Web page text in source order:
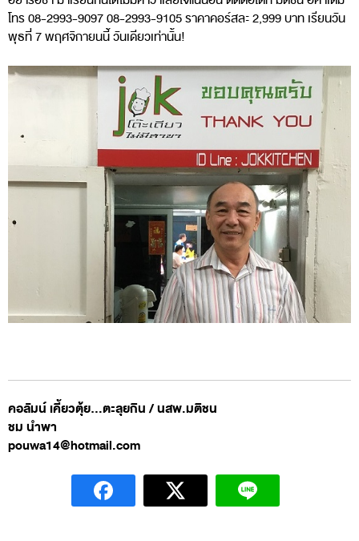
โทร 08-2993-9097 08-2993-9105 ราคาคอร์สละ 2,999 บาท เรียนวัน
พุธที่ 7 พฤศจิกายนนี้ วันเดียวเท่านั้น!
คอลัมน์ เคี้ยวตุ้ย…ตะลุยกิน / นสพ.มติชน
ชม นำพา
pouwa14@hotmail.com